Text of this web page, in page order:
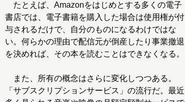
たとえば、Amazonをはじめとする多くの電子
書店では、電子書籍を購入した場合は使用権が付
与されるだけで、自分のものになるわけではな
い。何らかの理由で配信元が倒産したり事業撤退
を決めれば、その本を読むことはできなくなる。
また、所有の概念はさらに変化しつつある。
「サブスクリプションサービス」の流行だ。最近